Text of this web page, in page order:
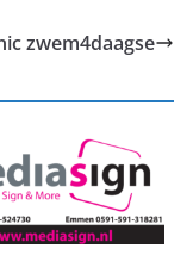
zwem4daagse